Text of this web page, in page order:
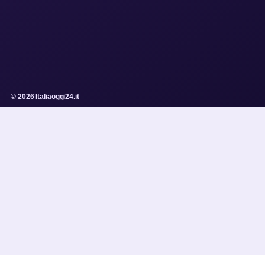
© 2026 Italiaoggi24.it